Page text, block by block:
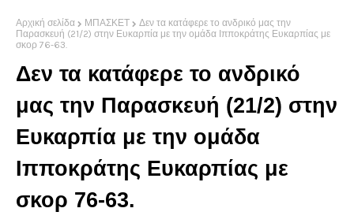
Αρχική σελίδα ΜΠΑΣΚΕΤ
Δεν τα κατάφερε το ανδρικό μας την
Παρασκευή (21/2) στην Ευκαρπία με την ομάδα Ιπποκράτης Ευκαρπίας με
σκορ 76-63.
Δεν τα κατάφερε το ανδρικό
μας την Παρασκευή (21/2) στην
Ευκαρπία με την ομάδα
Ιπποκράτης Ευκαρπίας με
σκορ 76-63.